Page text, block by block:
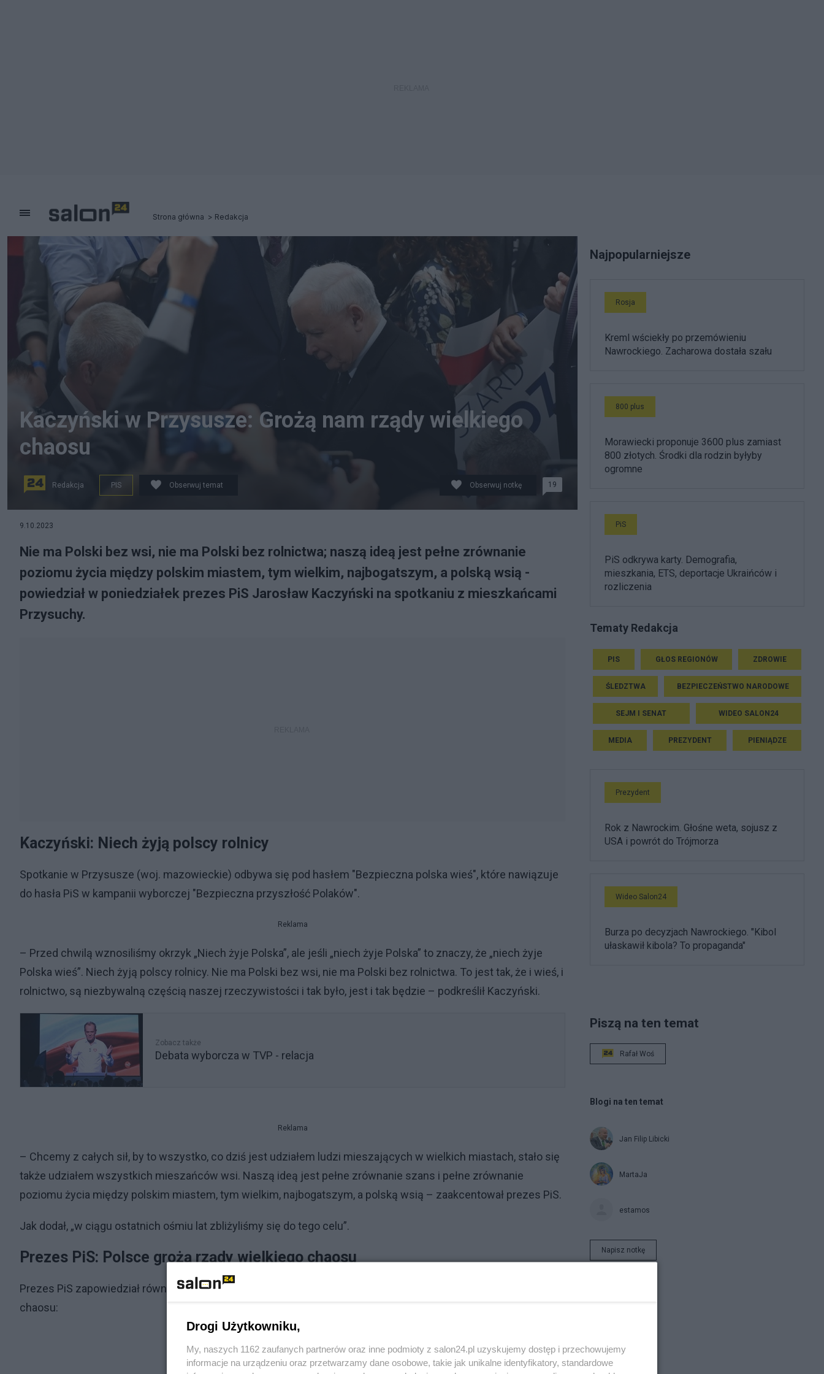
Strona główna Redakcja
Kaczyński w Przysusze: Grożą nam rządy wielkiego
chaosu
Redakcja PIS Obserwuj temat Obserwuj notkę 19
9.10.2023
Nie ma Polski bez wsi, nie ma Polski bez rolnictwa; naszą ideą jest pełne zrównanie
poziomu życia między polskim miastem, tym wielkim, najbogatszym, a polską wsią -
powiedział w poniedziałek prezes PiS Jarosław Kaczyński na spotkaniu z mieszkańcami
Przysuchy.
Kaczyński: Niech żyją polscy rolnicy
Spotkanie w Przysusze (woj. mazowieckie) odbywa się pod hasłem "Bezpieczna polska wieś", które nawiązuje
do hasła PiS w kampanii wyborczej "Bezpieczna przyszłość Polaków".
Reklama
– Przed chwilą wznosiliśmy okrzyk „Niech żyje Polska”, ale jeśli „niech żyje Polska” to znaczy, że „niech żyje
Polska wieś”. Niech żyją polscy rolnicy. Nie ma Polski bez wsi, nie ma Polski bez rolnictwa. To jest tak, że i wieś, i
rolnictwo, są niezbywalną częścią naszej rzeczywistości i tak było, jest i tak będzie – podkreślił Kaczyński.
Zobacz także
Debata wyborcza w TVP - relacja
Reklama
– Chcemy z całych sił, by to wszystko, co dziś jest udziałem ludzi mieszających w wielkich miastach, stało się
także udziałem wszystkich mieszańców wsi. Naszą ideą jest pełne zrównanie szans i pełne zrównanie
poziomu życia między polskim miastem, tym wielkim, najbogatszym, a polską wsią – zaakcentował prezes PiS.
Jak dodał, „w ciągu ostatnich ośmiu lat zbliżyliśmy się do tego celu”.
Prezes PiS: Polsce grożą rządy wielkiego chaosu
Prezes PiS zapowiedział równocześnie, że jeśli opozycja przejmie władzę, to Polsce grożą rządy wielkiego
chaosu:
Najpopularniejsze
Rosja
Kreml wściekły po przemówieniu
Nawrockiego. Zacharowa dostała szału
800 plus
Morawiecki proponuje 3600 plus zamiast
800 złotych. Środki dla rodzin byłyby
ogromne
PiS
PiS odkrywa karty. Demografia,
mieszkania, ETS, deportacje Ukraińców i
rozliczenia
Tematy Redakcja
PIS GŁOS REGIONÓW ZDROWIE
ŚLEDZTWA BEZPIECZEŃSTWO NARODOWE
SEJM I SENAT WIDEO SALON24
MEDIA PREZYDENT PIENIĄDZE
Prezydent
Rok z Nawrockim. Głośne weta, sojusz z
USA i powrót do Trójmorza
Wideo Salon24
Burza po decyzjach Nawrockiego. "Kibol
ułaskawił kibola? To propaganda"
Piszą na ten temat
Rafał Woś
Blogi na ten temat
Jan Filip Libicki
MartaJa
estamos
Napisz notkę
Drogi Użytkowniku,
My, naszych 1162 zaufanych partnerów oraz inne podmioty z salon24.pl uzyskujemy dostęp i przechowujemy
informacje na urządzeniu oraz przetwarzamy dane osobowe, takie jak unikalne identyfikatory, standardowe